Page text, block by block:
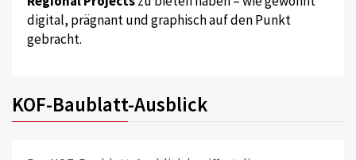
digital, prägnant und graphisch auf den Punkt
gebracht.
KOF-Baublatt-Ausblick